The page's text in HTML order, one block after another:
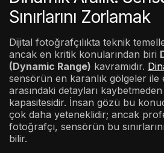
Sınırlarını Zorlamak
Dijital fotoğrafçılıkta teknik
ancak en kritik konularından biri
(Dynamic Range) kavramıdır.
sensörün en karanlık gölgeler ile
arasındaki detayları
kapasitesidir. İnsan gözü bu
çok daha yeteneklidir; ancak
fotoğrafçı, sensörün bu
bilir.